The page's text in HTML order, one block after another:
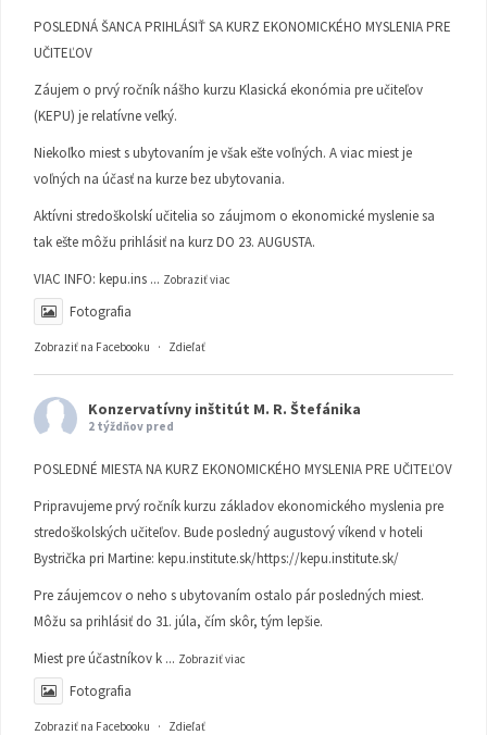
POSLEDNÁ ŠANCA PRIHLÁSIŤ SA KURZ EKONOMICKÉHO MYSLENIA PRE
UČITEĽOV
Záujem o prvý ročník nášho kurzu Klasická ekonómia pre učiteľov
(KEPU) je relatívne veľký.
Niekoľko miest s ubytovaním je však ešte voľných. A viac miest je
voľných na účasť na kurze bez ubytovania.
Aktívni stredoškolskí učitelia so záujmom o ekonomické myslenie sa
tak ešte môžu prihlásiť na kurz DO 23. AUGUSTA.
VIAC INFO: kepu.ins ... Zobraziť viac
Fotografia
Zobraziť na Facebooku · Zdieľať
Konzervatívny inštitút M. R. Štefánika
2 týždňov pred
POSLEDNÉ MIESTA NA KURZ EKONOMICKÉHO MYSLENIA PRE UČITEĽOV
Pripravujeme prvý ročník kurzu základov ekonomického myslenia pre
stredoškolských učiteľov. Bude posledný augustový víkend v hoteli
Bystrička pri Martine: kepu.institute.sk/https://kepu.institute.sk/
Pre záujemcov o neho s ubytovaním ostalo pár posledných miest.
Môžu sa prihlásiť do 31. júla, čím skôr, tým lepšie.
Miest pre účastníkov k ... Zobraziť viac
Fotografia
Zobraziť na Facebooku · Zdieľať